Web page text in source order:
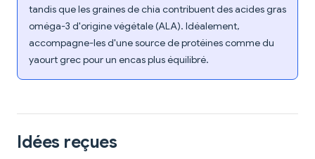
tandis que les graines de chia contribuent des acides gras
oméga-3 d'origine végétale (ALA). Idéalement,
accompagne-les d'une source de protéines comme du
yaourt grec pour un encas plus équilibré.
Idées reçues